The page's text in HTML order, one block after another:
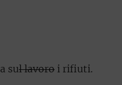
sul lavoro i rifiuti.